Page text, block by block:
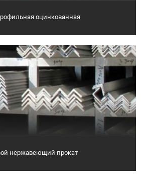
оцинкованная
нержавеющий прокат